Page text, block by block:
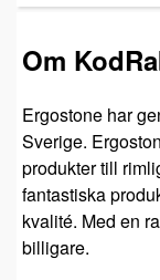
Om
Ergostone har
Sverige.
produkter till
fantastiska
kvalité. Med en
billigare.